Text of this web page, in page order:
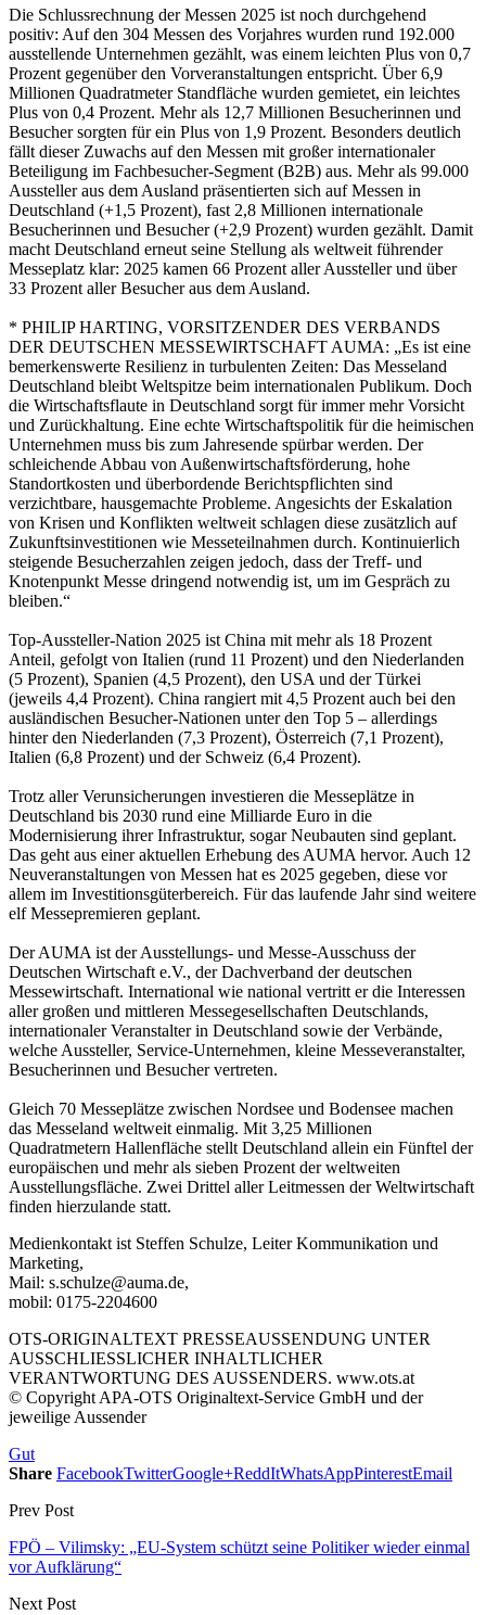
Die Schlussrechnung der Messen 2025 ist noch durchgehend
positiv: Auf den 304 Messen des Vorjahres wurden rund 192.000
ausstellende Unternehmen gezählt, was einem leichten Plus von 0,7
Prozent gegenüber den Vorveranstaltungen entspricht. Über 6,9
Millionen Quadratmeter Standfläche wurden gemietet, ein leichtes
Plus von 0,4 Prozent. Mehr als 12,7 Millionen Besucherinnen und
Besucher sorgten für ein Plus von 1,9 Prozent. Besonders deutlich
fällt dieser Zuwachs auf den Messen mit großer internationaler
Beteiligung im Fachbesucher-Segment (B2B) aus. Mehr als 99.000
Aussteller aus dem Ausland präsentierten sich auf Messen in
Deutschland (+1,5 Prozent), fast 2,8 Millionen internationale
Besucherinnen und Besucher (+2,9 Prozent) wurden gezählt. Damit
macht Deutschland erneut seine Stellung als weltweit führender
Messeplatz klar: 2025 kamen 66 Prozent aller Aussteller und über
33 Prozent aller Besucher aus dem Ausland.
* PHILIP HARTING, VORSITZENDER DES VERBANDS
DER DEUTSCHEN MESSEWIRTSCHAFT AUMA: „Es ist eine
bemerkenswerte Resilienz in turbulenten Zeiten: Das Messeland
Deutschland bleibt Weltspitze beim internationalen Publikum. Doch
die Wirtschaftsflaute in Deutschland sorgt für immer mehr Vorsicht
und Zurückhaltung. Eine echte Wirtschaftspolitik für die heimischen
Unternehmen muss bis zum Jahresende spürbar werden. Der
schleichende Abbau von Außenwirtschaftsförderung, hohe
Standortkosten und überbordende Berichtspflichten sind
verzichtbare, hausgemachte Probleme. Angesichts der Eskalation
von Krisen und Konflikten weltweit schlagen diese zusätzlich auf
Zukunftsinvestitionen wie Messeteilnahmen durch. Kontinuierlich
steigende Besucherzahlen zeigen jedoch, dass der Treff- und
Knotenpunkt Messe dringend notwendig ist, um im Gespräch zu
bleiben.“
Top-Aussteller-Nation 2025 ist China mit mehr als 18 Prozent
Anteil, gefolgt von Italien (rund 11 Prozent) und den Niederlanden
(5 Prozent), Spanien (4,5 Prozent), den USA und der Türkei
(jeweils 4,4 Prozent). China rangiert mit 4,5 Prozent auch bei den
ausländischen Besucher-Nationen unter den Top 5 – allerdings
hinter den Niederlanden (7,3 Prozent), Österreich (7,1 Prozent),
Italien (6,8 Prozent) und der Schweiz (6,4 Prozent).
Trotz aller Verunsicherungen investieren die Messeplätze in
Deutschland bis 2030 rund eine Milliarde Euro in die
Modernisierung ihrer Infrastruktur, sogar Neubauten sind geplant.
Das geht aus einer aktuellen Erhebung des AUMA hervor. Auch 12
Neuveranstaltungen von Messen hat es 2025 gegeben, diese vor
allem im Investitionsgüterbereich. Für das laufende Jahr sind weitere
elf Messepremieren geplant.
Der AUMA ist der Ausstellungs- und Messe-Ausschuss der
Deutschen Wirtschaft e.V., der Dachverband der deutschen
Messewirtschaft. International wie national vertritt er die Interessen
aller großen und mittleren Messegesellschaften Deutschlands,
internationaler Veranstalter in Deutschland sowie der Verbände,
welche Aussteller, Service-Unternehmen, kleine Messeveranstalter,
Besucherinnen und Besucher vertreten.
Gleich 70 Messeplätze zwischen Nordsee und Bodensee machen
das Messeland weltweit einmalig. Mit 3,25 Millionen
Quadratmetern Hallenfläche stellt Deutschland allein ein Fünftel der
europäischen und mehr als sieben Prozent der weltweiten
Ausstellungsfläche. Zwei Drittel aller Leitmessen der Weltwirtschaft
finden hierzulande statt.
Medienkontakt ist Steffen Schulze, Leiter Kommunikation und
Marketing,
Mail: s.schulze@auma.de,
mobil: 0175-2204600
OTS-ORIGINALTEXT PRESSEAUSSENDUNG UNTER
AUSSCHLIESSLICHER INHALTLICHER
VERANTWORTUNG DES AUSSENDERS. www.ots.at
© Copyright APA-OTS Originaltext-Service GmbH und der
jeweilige Aussender
Gut
Share FacebookTwitterGoogle+ReddItWhatsAppPinterestEmail
Prev Post
FPÖ – Vilimsky: „EU-System schützt seine Politiker wieder einmal
vor Aufklärung“
Next Post